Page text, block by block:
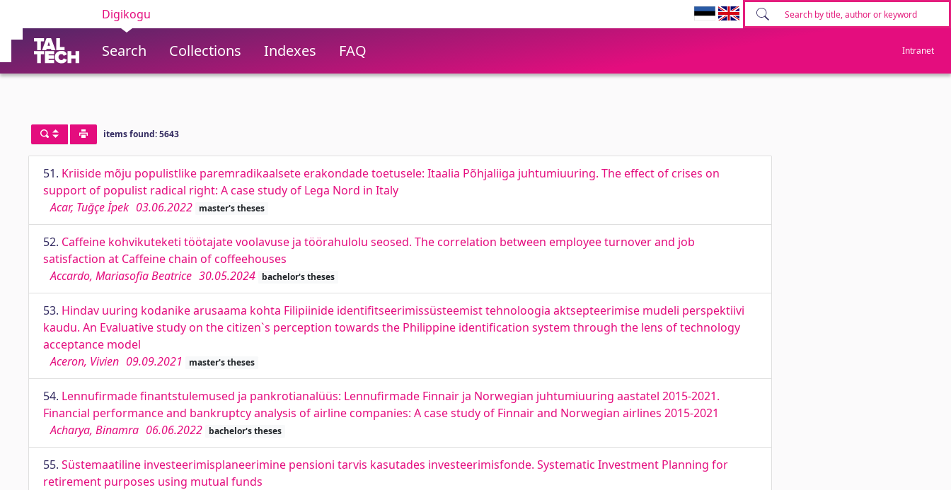
Digikogu
Search Collections Indexes FAQ Intranet
items found: 5643
51. Kriiside mõju populistlike paremradikaalsete erakondade toetusele: Itaalia Põhjaliiga juhtumiuuring. The effect of crises on
support of populist radical right: A case study of Lega Nord in Italy
Acar, Tuğçe İpek 03.06.2022 master's theses
52. Caffeine kohvikuteketi töötajate voolavuse ja töörahulolu seosed. The correlation between employee turnover and job
satisfaction at Caffeine chain of coffeehouses
Accardo, Mariasofia Beatrice 30.05.2024 bachelor's theses
53. Hindav uuring kodanike arusaama kohta Filipiinide identifitseerimissüsteemist tehnoloogia aktsepteerimise mudeli perspektiivi
kaudu. An Evaluative study on the citizen`s perception towards the Philippine identification system through the lens of technology
acceptance model
Aceron, Vivien 09.09.2021 master's theses
54. Lennufirmade finantstulemused ja pankrotianalüüs: Lennufirmade Finnair ja Norwegian juhtumiuuring aastatel 2015-2021.
Financial performance and bankruptcy analysis of airline companies: A case study of Finnair and Norwegian airlines 2015-2021
Acharya, Binamra 06.06.2022 bachelor's theses
55. Süstemaatiline investeerimisplaneerimine pensioni tarvis kasutades investeerimisfonde. Systematic Investment Planning for
retirement purposes using mutual funds